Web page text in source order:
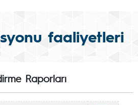
faaliyetleri
Raporları